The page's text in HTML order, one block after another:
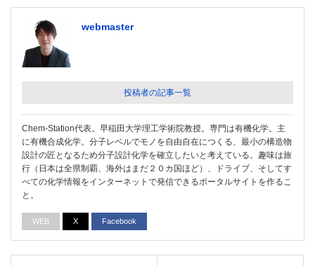
webmaster
投稿者の記事一覧
Chem-Station代表。早稲田大学理工学術院教授。専門は有機化学。主
に有機合成化学。分子レベルでモノを自由自在につくる、最小の構造物
設計の匠となるため分子設計化学を確立したいと考えている。趣味は旅
行（日本は全県制覇、海外はまだ２０カ国ほど）、ドライブ、そしてす
べての化学情報をインターネットで発信できるポータルサイトを作るこ
と。
WEB X Facebook